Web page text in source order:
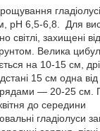
pH 6,5-6,8. Для
світлі, захищені
Велика
на 10-15 см,
15 см одна
рядами — 20-25 см.
до середини
гладіолуси